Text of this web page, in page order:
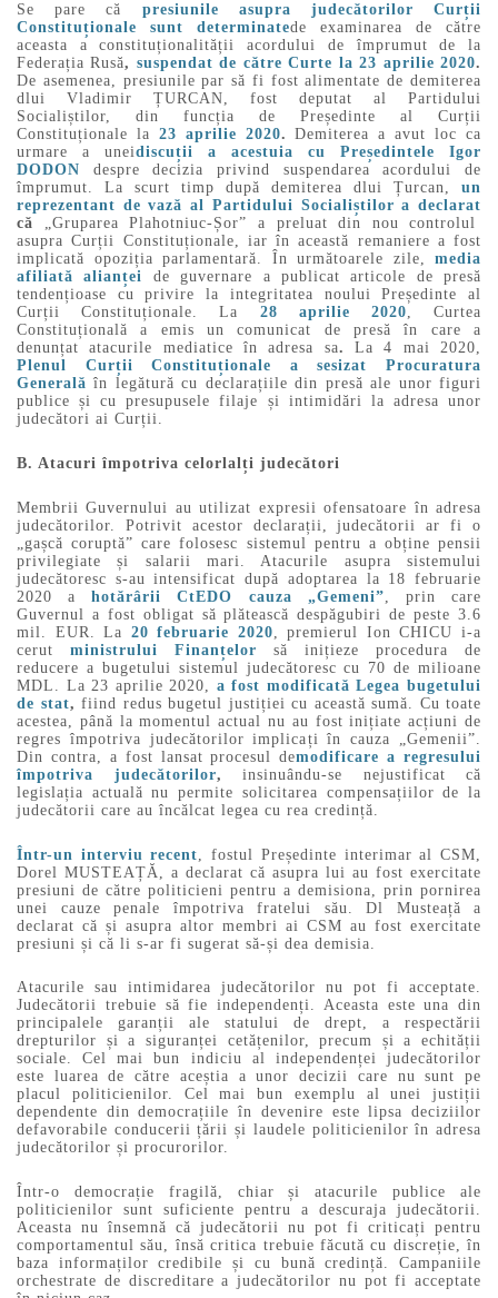
Se pare că presiunile asupra judecătorilor Curții
Constituționale sunt determinatede examinarea de către
aceasta a constituționalității acordului de împrumut de la
Federația Rusă, suspendat de către Curte la 23 aprilie 2020.
De asemenea, presiunile par să fi fost alimentate de demiterea
dlui Vladimir ȚURCAN, fost deputat al Partidului
Socialiștilor, din funcția de Președinte al Curții
Constituționale la 23 aprilie 2020.Demiterea a avut loc ca
urmare a uneidiscuții a acestuia cu Președintele Igor
DODON despre decizia privind suspendarea acordului de
împrumut. La scurt timp după demiterea dlui Țurcan, un
reprezentant de vază al Partidului Socialiștilor a declarat
că „Gruparea Plahotniuc-Șor” a preluat din nou controlul
asupra Curții Constituționale, iar în această remaniere a fost
implicată opoziția parlamentară. În următoarele zile, media
afiliată alianței de guvernare a publicat articole de presă
tendențioase cu privire la integritatea noului Președinte al
Curții Constituționale. La 28 aprilie 2020, Curtea
Constituțională a emis un comunicat de presă în care a
denunțat atacurile mediatice în adresa sa.La 4 mai 2020,
Plenul Curții Constituționale a sesizat Procuratura
Generală în legătură cu declarațiile din presă ale unor figuri
publice și cu presupusele filaje și intimidări la adresa unor
judecători ai Curții.
B. Atacuri împotriva celorlalți judecători
Membrii Guvernului au utilizat expresii ofensatoare în adresa
judecătorilor. Potrivit acestor declarații, judecătorii ar fi o
„gașcă coruptă” care folosesc sistemul pentru a obține pensii
privilegiate și salarii mari. Atacurile asupra sistemului
judecătoresc s-au intensificat după adoptarea la 18 februarie
2020 ahotărârii CtEDO cauza „Gemeni” , prin care
Guvernul a fost obligat să plătească despăgubiri de peste 3.6
mil. EUR. La 20 februarie 2020 , premierul Ion CHICU i-a
cerut ministrului Finanțelor să inițieze procedura de
reducere a bugetului sistemul judecătoresc cu 70 de milioane
MDL. La 23 aprilie 2020, a fost modificată Legea bugetului
de stat, fiind redus bugetul justiției cu această sumă. Cu toate
acestea, până la momentul actual nu au fost inițiate acțiuni de
regres împotriva judecătorilor implicați în cauza „Gemenii”.
Din contra, a fost lansat procesul demodificare a regresului
împotriva judecătorilor, insinuându-se nejustificat că
legislația actuală nu permite solicitarea compensațiilor de la
judecătorii care au încălcat legea cu rea credință.
Într-un interviu recent , fostul Președinte interimar al CSM,
Dorel MUSTEAȚĂ, a declarat că asupra lui au fost exercitate
presiuni de către politicieni pentru a demisiona, prin pornirea
unei cauze penale împotriva fratelui său. Dl Musteață a
declarat că și asupra altor membri ai CSM au fost exercitate
presiuni și că li s-ar fi sugerat să-și dea demisia.
Atacurile sau intimidarea judecătorilor nu pot fi acceptate.
Judecătorii trebuie să fie independenți. Aceasta este una din
principalele garanții ale statului de drept, a respectării
drepturilor și a siguranței cetățenilor, precum și a echității
sociale. Cel mai bun indiciu al independenței judecătorilor
este luarea de către aceștia a unor decizii care nu sunt pe
placul politicienilor. Cel mai bun exemplu al unei justiții
dependente din democrațiile în devenire este lipsa deciziilor
defavorabile conducerii țării și laudele politicienilor în adresa
judecătorilor și procurorilor.
Într-o democrație fragilă, chiar și atacurile publice ale
politicienilor sunt suficiente pentru a descuraja judecătorii.
Aceasta nu însemnă că judecătorii nu pot fi criticați pentru
comportamentul său, însă critica trebuie făcută cu discreție, în
baza informaților credibile și cu bună credință. Campaniile
orchestrate de discreditare a judecătorilor nu pot fi acceptate